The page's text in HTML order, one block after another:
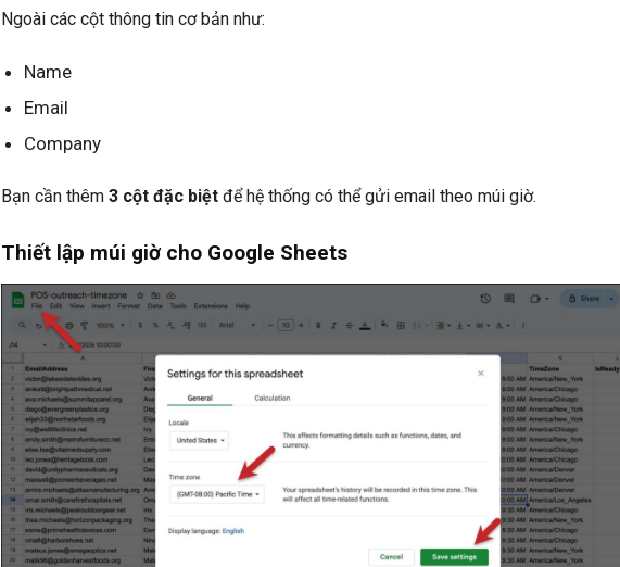
Ngoài các cột thông tin cơ bản như:
Name
Email
Company
Bạn cần thêm 3 cột đặc biệt để hệ thống có thể gửi email theo múi giờ.
Thiết lập múi giờ cho Google Sheets